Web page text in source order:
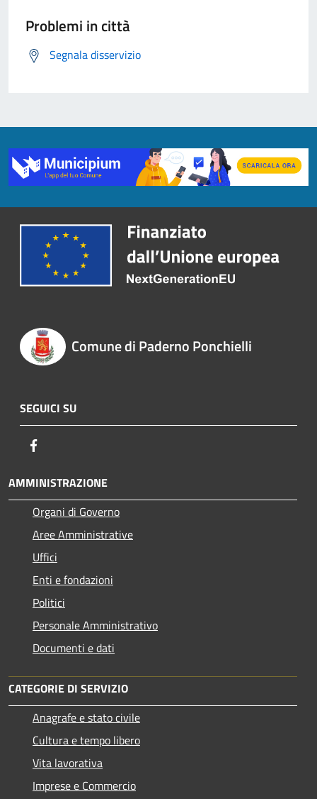
Problemi in città
Segnala disservizio
Comune di Paderno Ponchielli
SEGUICI SU
AMMINISTRAZIONE
Organi di Governo
Aree Amministrative
Uffici
Enti e fondazioni
Politici
Personale Amministrativo
Documenti e dati
CATEGORIE DI SERVIZIO
Anagrafe e stato civile
Cultura e tempo libero
Vita lavorativa
Imprese e Commercio